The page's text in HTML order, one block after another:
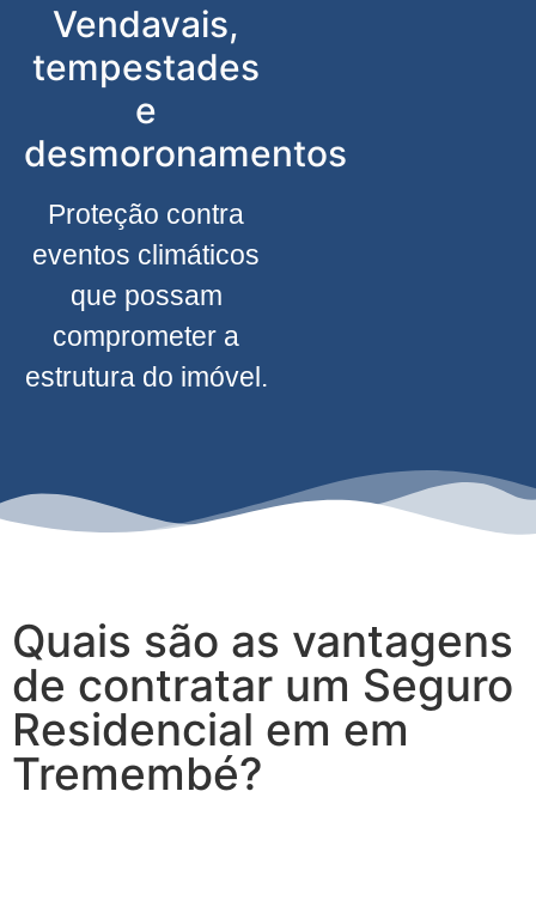
Vendavais,
tempestades
e
desmoronamentos
Proteção contra
eventos climáticos
que possam
comprometer a
estrutura do imóvel.
Quais são as vantagens
de contratar um Seguro
Residencial em em
Tremembé?